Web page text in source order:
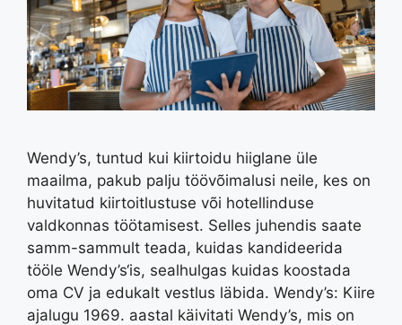
Wendy’s, tuntud kui kiirtoidu hiiglane üle
maailma, pakub palju töövõimalusi neile, kes on
huvitatud kiirtoitlustuse või hotellinduse
valdkonnas töötamisest. Selles juhendis saate
samm-sammult teada, kuidas kandideerida
tööle Wendy’s‘is, sealhulgas kuidas koostada
oma CV ja edukalt vestlus läbida. Wendy’s: Kiire
ajalugu 1969. aastal käivitati Wendy’s, mis on